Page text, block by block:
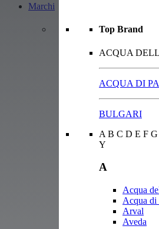
Marchi
Top Brand
ACQUA
ACQUA DI
BULGARI
A B C D E F G
Y
A
Acqua
Acqua di
Arval
Aveda